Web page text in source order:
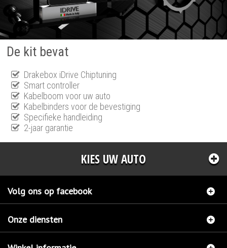
De kit bevat
Drakebox iDrive Chiptuning
Smart controller
Kabelboom voor uw auto
Kabelbinders voor de bevestiging
Specifieke handleiding
2-jaar garantie
KIES UW AUTO
Volg ons op facebook
Onze diensten